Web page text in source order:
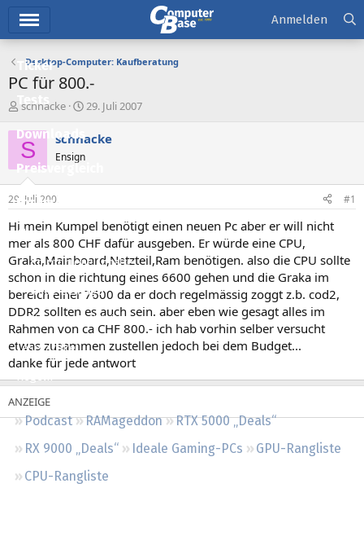
Ticker
Tests
Downloads
Preisvergleich
Forum
Aktuelles
Empfohlene Inhalte
Neue Beiträge
Neueste Aktivitäten
Leserartikel
Regeln
Podcast RAMageddon
RTX 5000 „Deals“
RX 9000 „Deals“
Ideale Gaming-PCs
GPU-Rangliste
CPU-Rangliste
Anmelden
Desktop-Computer: Kaufberatung
PC für 800.-
E
s
t
e
e
schnacke
E
s
t
a
m
29. Juli 2007
S schnacke
Ensign
29. Juli 2007 #1
Hi mein Kumpel benötigt einen neuen Pc aber er will nicht
mer als 800 CHF dafür ausgeben. Er würde eine CPU,
Graka,Mainboard,Netzteil,Ram benötigen. also die CPU sollte
schon in die richtung eines 6600 gehen und die Graka im
bereich einer 7600 da er doch regelmässig zoggt z.b. cod2,
DDR2 sollten es auch sein. aber eben wie gesagt alles im
Rahmen von ca CHF 800.- ich hab vorhin selber versucht
etwas zusammen zustellen jedoch bei dem Budget...
danke für jede antwort